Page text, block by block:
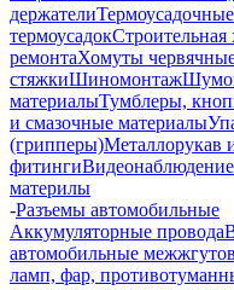
держатели
термоусадок
ремонтаХомуты
стяжкиШиномонтаж
материалыТумблеры,
и смазочные материалы
(грипперы)Металлорукав
фитингиВидеонаблюдение
материлы
-Разъемы автомобильные
Аккумуляторные провода
автомобильные
ламп, фар,